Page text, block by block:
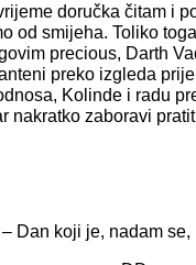
doručka čitam i
od smijeha. Toliko
precious, Darth
preko izgleda
Kolinde i radu
nakratko zaboravi
Dan koji je, nadam